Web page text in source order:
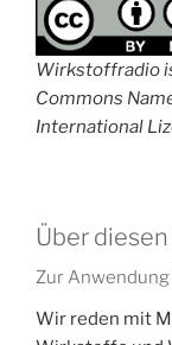
Wirkstoffradio
Commons
International
Über
Zur Anwendung
Wir reden mit